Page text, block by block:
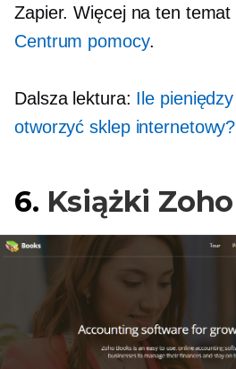
Zapier. Więcej na ten temat
Centrum pomocy.
Dalsza lektura: Ile
otworzyć sklep internetowy?
6. Książki Zoho